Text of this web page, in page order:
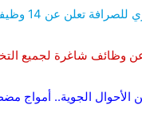
14 وظيفة في الإمارات
عن وظائف شاغرة لجميع
الأحوال الجوية.. أمواج